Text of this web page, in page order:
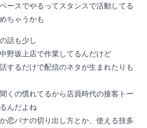
ースでやるってスタンスで活動してる
ちゃうかも
話も少し
野坂上店で作業してるんだけど
するだけで配信のネタが生まれたりも
くの慣れてるから店員時代の接客トー
んだよね
恋バナの切り出し方とか、使える技多